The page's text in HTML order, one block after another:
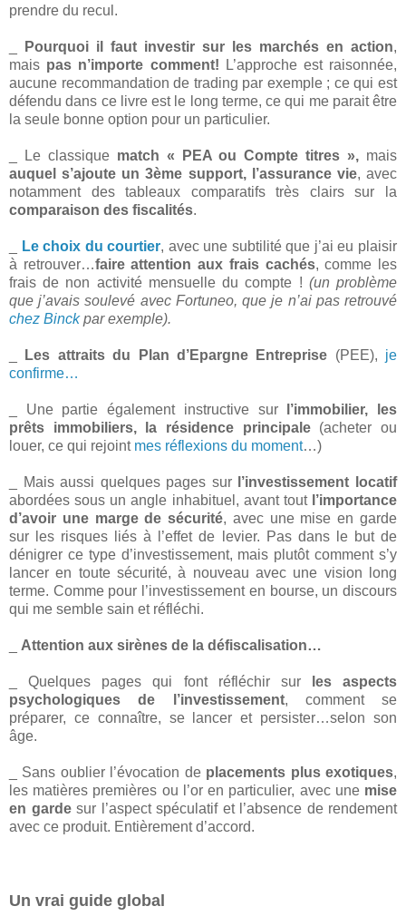
prendre du recul.
Pourquoi il faut investir sur les marchés en action,
mais pas n’importe comment! L’approche est raisonnée,
aucune recommandation de trading par exemple ; ce qui est
défendu dans ce livre est le long terme, ce qui me parait être
la seule bonne option pour un particulier.
_ Le classique match « PEA ou Compte titres », mais
auquel s’ajoute un 3ème support, l’assurance vie, avec
notamment des tableaux comparatifs très clairs sur la
comparaison des fiscalités.
Le choix du courtier, avec une subtilité que j’ai eu plaisir
à retrouver…faire attention aux frais cachés, comme les
frais de non activité mensuelle du compte ! (un problème
que j’avais soulevé avec Fortuneo, que je n’ai pas retrouvé
chez Binckpar exemple).
Les attraits du Plan d’Epargne Entreprise (PEE), je
confirme…
_ Une partie également instructive sur
l’immobilier, les
prêts immobiliers, la résidence principale(acheter ou
louer, ce qui rejointmes réflexions du moment…)
_ Mais aussi quelques pages sur
l’investissement locatif
abordées sous un angle inhabituel, avant tout l’importance
d’avoir une marge de sécurité, avec une mise en garde
sur les risques liés à l’effet de levier. Pas dans le but de
dénigrer ce type d’investissement, mais plutôt comment s’y
lancer en toute sécurité, à nouveau avec une vision long
terme. Comme pour l’investissement en bourse, un discours
qui me semble sain et réfléchi.
Attention aux sirènes de la défiscalisation…
_ Quelques pages qui font réfléchir sur
les aspects
psychologiques de l’investissement, comment se
préparer, ce connaître, se lancer et persister…selon son
âge.
_ Sans oublier l’évocation de placements plus exotiques,
les matières premières ou l’or en particulier, avec une mise
en gardesur l’aspect spéculatif et l’absence de rendement
avec ce produit. Entièrement d’accord.
Un vrai guide global